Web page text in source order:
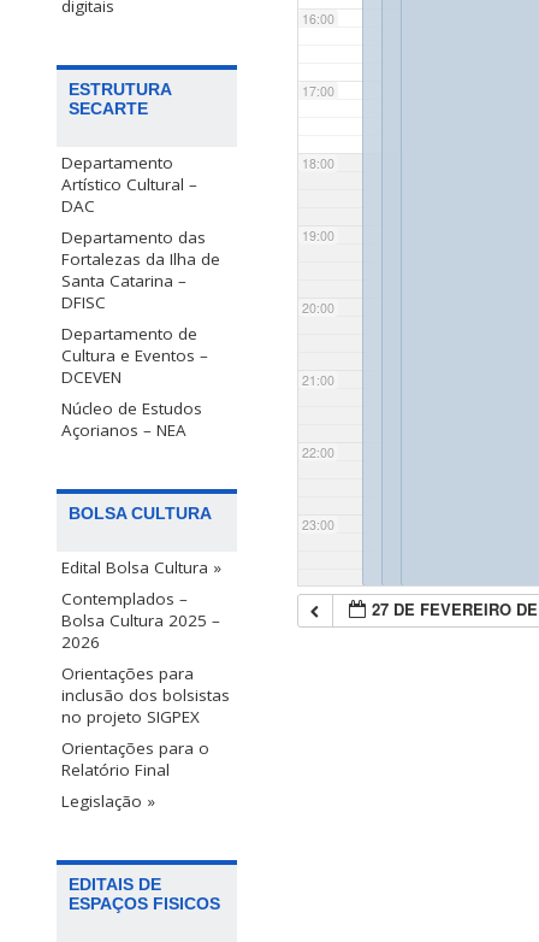
digitais
ESTRUTURA
SECARTE
Departamento
Artístico Cultural –
DAC
Departamento das
Fortalezas da Ilha de
Santa Catarina –
DFISC
Departamento de
Cultura e Eventos –
DCEVEN
Núcleo de Estudos
Açorianos – NEA
BOLSA CULTURA
Edital Bolsa Cultura »
Contemplados –
Bolsa Cultura 2025 –
2026
Orientações para
inclusão dos bolsistas
no projeto SIGPEX
Orientações para o
Relatório Final
Legislação »
EDITAIS DE
ESPAÇOS FISICOS
16:00
17:00
18:00
19:00
20:00
21:00
22:00
23:00
27 DE FEVEREIRO